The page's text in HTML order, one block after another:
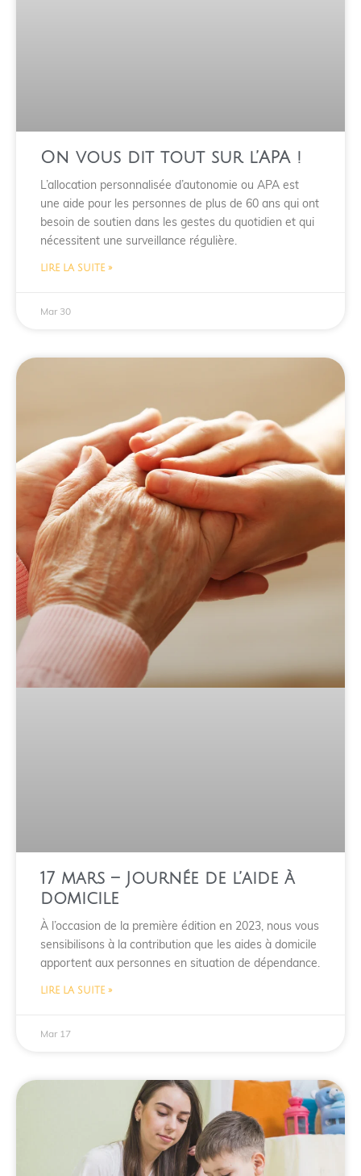
On vous dit tout sur l’APA !
L’allocation personnalisée d’autonomie ou APA est
une aide pour les personnes de plus de 60 ans qui ont
besoin de soutien dans les gestes du quotidien et qui
nécessitent une surveillance régulière.
LIRE LA SUITE »
Mar 30
17 mars – Journée de l’aide à
domicile
À l’occasion de la première édition en 2023, nous vous
sensibilisons à la contribution que les aides à domicile
apportent aux personnes en situation de dépendance.
LIRE LA SUITE »
Mar 17